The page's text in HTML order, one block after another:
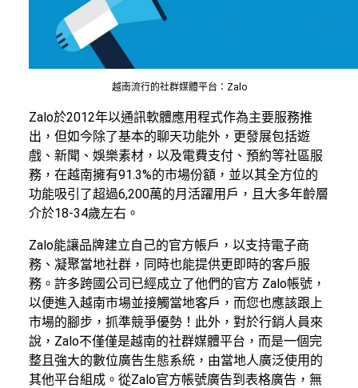
越南流行的社群媒體平台：Zalo
Zalo於2012年以通訊軟體應用程式作為主要服務推
出，但如今除了基本的聊天功能外，更發展包括遊
戲、新聞、娛樂素材，以及電費支付、預約等社區服
務，在越南擁有91.3%的市場份額，並以其全方位的
功能吸引了超過6,200萬的月活躍用戶，且大多年齡層
介於18-34歲左右。
Zalo能讓品牌建立自己的官方帳戶，以支持電子商
務、凝聚當地社群，同時也能提供更即時的客戶服
務。許多跨國公司已經成立了他們的官方 Zalo帳號，
以便進入越南市場並接觸當地客戶，而您也應該跟上
市場的腳步，抓準競爭優勢！此外，對於行銷人員來
說，Zalo不僅僅是越南的社群媒體平台，而是一個完
整且強大的數位廣告生態系統，由當地人廣泛使用的
其他平台組成。從Zalo官方帳號廣告到表格廣告，無